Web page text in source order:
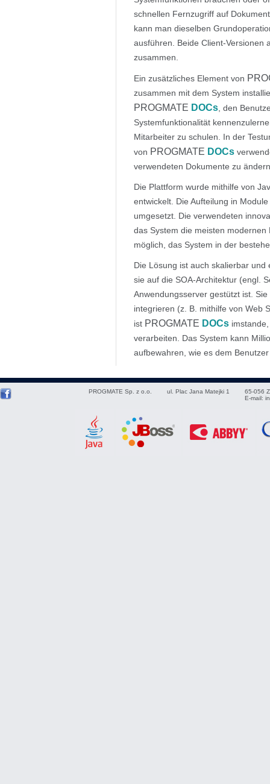
schnellen Fernzugriff auf
kann man dieselben
ausführen. Beide Client-Versionen
zusammen.
Ein zusätzliches Element von
zusammen mit dem System
PROGMATE DOCs , den
Systemfunktionalität
Mitarbeiter zu schulen. In der
von PROGMATE DOCs
verwendeten Dokumente zu
Die Plattform wurde mithilfe von
entwickelt. Die Aufteilung in
umgesetzt. Die verwendeten
das System die meisten
möglich, das System in der
Die Lösung ist auch skalierbar
sie auf die SOA-Architektur (engl.
Anwendungsserver gestützt ist.
integrieren (z. B. mithilfe von Web
ist PROGMATE DOCs
verarbeiten. Das System kann
aufbewahren, wie es dem
PROGMATE Sp. z o.o. ul. Plac Jana Matejki 1 65-056
E-mail: